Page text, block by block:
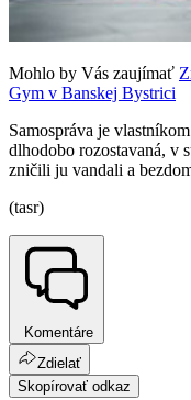
Mohlo by Vás zaujímať
Gym v Banskej Bystrici
Samospráva je
dlhodobo rozostavaná, v
zničili ju vandali a
(tasr)
Komentáre
Zdielať
Skopírovať odkaz